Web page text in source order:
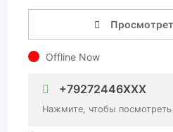
Offline Now
+79272446XXX
Нажмите, чтобы